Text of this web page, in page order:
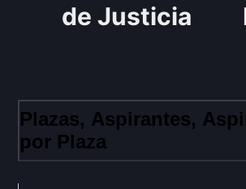
de Justicia
Plazas, Aspirantes,
por Plaza